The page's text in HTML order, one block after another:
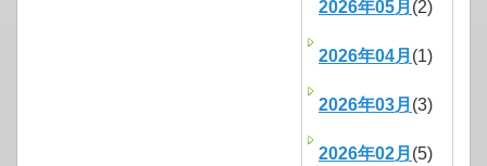
2026年05月 (2)
2026年04月 (1)
2026年03月 (3)
2026年02月 (5)